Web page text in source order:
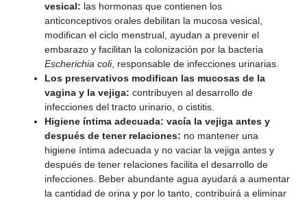
vesical: las hormonas que contienen los
anticonceptivos orales debilitan la mucosa vesical,
modifican el ciclo menstrual, ayudan a prevenir el
embarazo y facilitan la colonización por la bacteria
Escherichia coli, responsable de infecciones urinarias.
Los preservativos modifican las mucosas de la
vagina y la vejiga: contribuyen al desarrollo de
infecciones del tracto urinario, o cistitis.
Higiene íntima adecuada: vacía la vejiga antes y
después de tener relaciones: no mantener una
higiene íntima adecuada y no vaciar la vejiga antes y
después de tener relaciones facilita el desarrollo de
infecciones. Beber abundante agua ayudará a aumentar
la cantidad de orina y por lo tanto, contribuirá a eliminar